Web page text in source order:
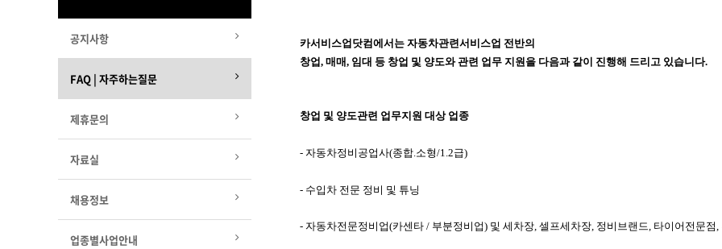
카서비스업닷컴에서는 자동차관련서비스업 전반의
창업, 매매, 임대 등 창업 및 양도와 관련 업무 지원을 다음과 같이 진행해 드리고 있습니다.
창업 및 양도관련 업무지원 대상 업종
- 자동차정비공업사(종합.소형/1.2급)
- 수입차 전문 정비 및 튜닝
- 자동차전문정비업(카센타 / 부분정비업) 및 세차장, 셀프세차장, 정비브랜드, 타이어전문점,
공지사항
FAQ | 자주하는질문
제휴문의
자료실
채용정보
업종별사업안내